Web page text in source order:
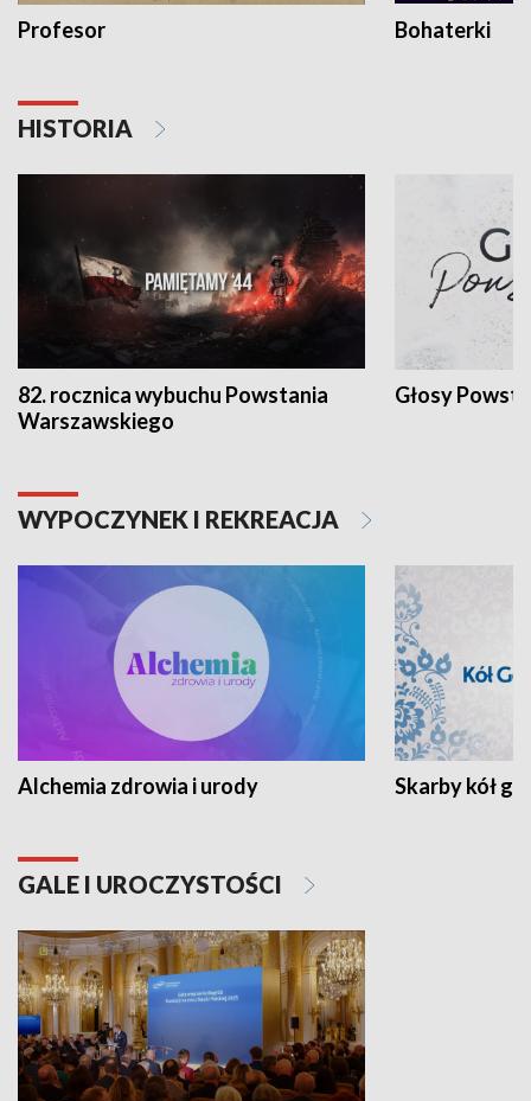
Profesor Bohaterki
HISTORIA
82. rocznica wybuchu Powstania
Warszawskiego
Głosy
WYPOCZYNEK I REKREACJA
Alchemia zdrowia i urody Skarby kół
GALE I UROCZYSTOŚCI